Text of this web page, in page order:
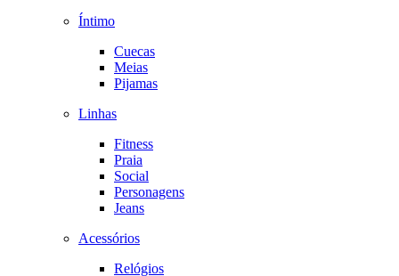
Íntimo
Cuecas
Meias
Pijamas
Linhas
Fitness
Praia
Social
Personagens
Jeans
Acessórios
Relógios